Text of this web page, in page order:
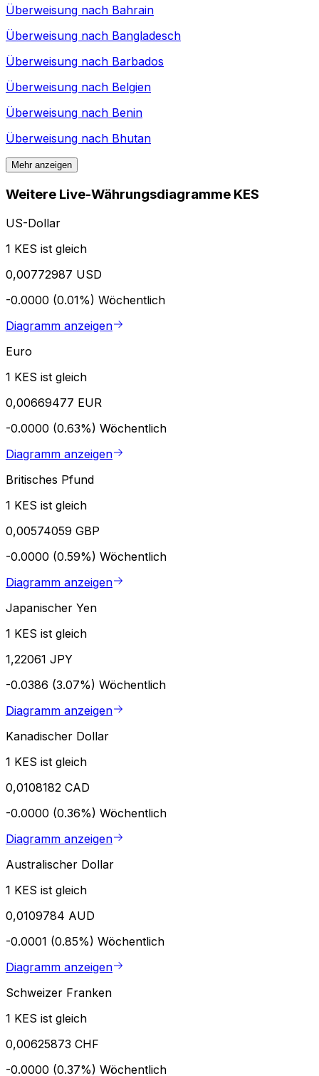
Überweisung nach Bahrain
Überweisung nach Bangladesch
Überweisung nach Barbados
Überweisung nach Belgien
Überweisung nach Benin
Überweisung nach Bhutan
Mehr anzeigen
Weitere Live-Währungsdiagramme KES
US-Dollar
1 KES ist gleich
0,00772987 USD
-0.0000 (0.01%) Wöchentlich
Diagramm anzeigen
Euro
1 KES ist gleich
0,00669477 EUR
-0.0000 (0.63%) Wöchentlich
Diagramm anzeigen
Britisches Pfund
1 KES ist gleich
0,00574059 GBP
-0.0000 (0.59%) Wöchentlich
Diagramm anzeigen
Japanischer Yen
1 KES ist gleich
1,22061 JPY
-0.0386 (3.07%) Wöchentlich
Diagramm anzeigen
Kanadischer Dollar
1 KES ist gleich
0,0108182 CAD
-0.0000 (0.36%) Wöchentlich
Diagramm anzeigen
Australischer Dollar
1 KES ist gleich
0,0109784 AUD
-0.0001 (0.85%) Wöchentlich
Diagramm anzeigen
Schweizer Franken
1 KES ist gleich
0,00625873 CHF
-0.0000 (0.37%) Wöchentlich